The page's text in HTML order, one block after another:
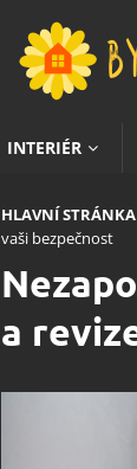
INTERIÉR
HLAVNÍ STRÁNKA
vaši bezpečnost
a